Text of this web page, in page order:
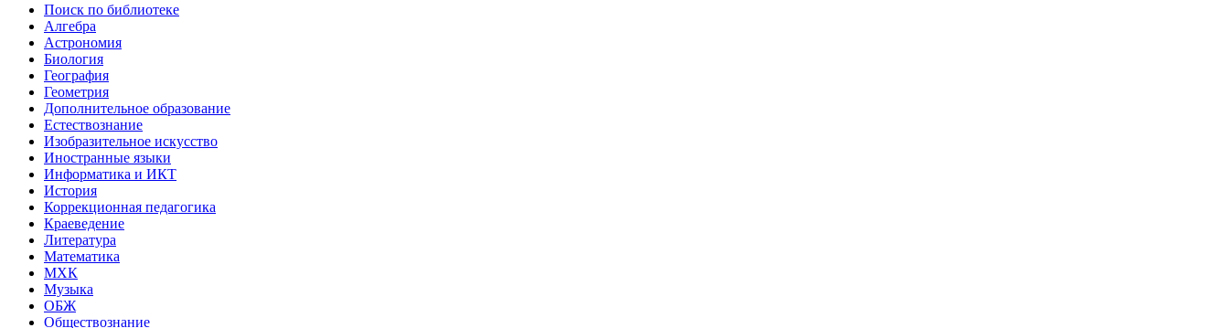
Поиск по библиотеке
Алгебра
Астрономия
Биология
География
Геометрия
Дополнительное образование
Естествознание
Изобразительное искусство
Иностранные языки
Информатика и ИКТ
История
Коррекционная педагогика
Краеведение
Литература
Математика
МХК
Музыка
ОБЖ
Обществознание